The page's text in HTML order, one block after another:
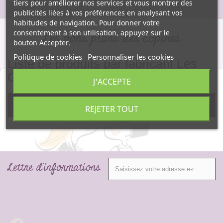
Les bons plans des copines
Liste de produits par fabricant Les
Couleurs De Jeanne
Pas de produit pour ce fabricant.
tiers pour améliorer nos services et vous montrer des
publicités liées à vos préférences en analysant vos
habitudes de navigation. Pour donner votre
consentement à son utilisation, appuyez sur le
bouton Accepter.
Politique de cookies Personnaliser les cookies
REJETER TOUT
J'ACCEPTE
Lettre d'informations